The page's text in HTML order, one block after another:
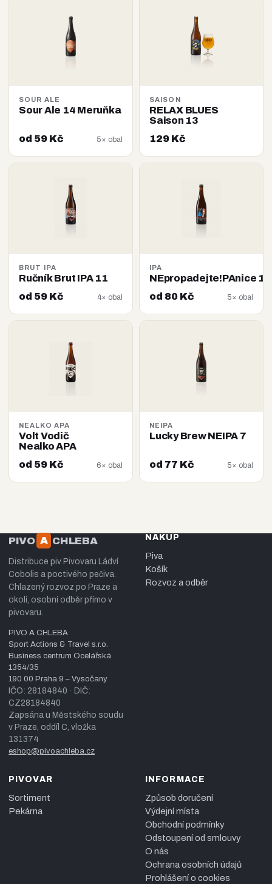
SOUR ALE
Sour Ale 14 Meruňka
od 59 Kč 5× obal
SAISON
RELAX BLUES
Saison 13
129 Kč
BRUT IPA
Ručník Brut IPA 11
od 59 Kč
4× obal
IPA
NEpropadejte!PAnice 14
od 80 Kč
5× obal
NEALKO APA
Volt Vodič
Nealko APA
od 59 Kč
6× obal
NEIPA
Lucky Brew NEIPA 7
od 77 Kč 5× obal
PIVO A CHLEBA
Distribuce piv Pivovaru Ládví
Cobolis a poctivého pečiva.
Chlazený rozvoz po Praze a
okolí, osobní odběr přímo v
pivovaru.
PIVO A CHLEBA
Sport Actions & Travel s.r.o.
Business centrum Ocelářská
1354/35
190 00 Praha 9 – Vysočany
IČO: 28184840 · DIČ:
CZ28184840
Zapsána u Městského soudu
v Praze, oddíl C, vložka
131374
eshop@pivoachleba.cz
NÁKUP
Piva
Košík
Rozvoz a odběr
PIVOVAR
Sortiment
Pekárna
INFORMACE
Způsob doručení
Výdejní místa
Obchodní podmínky
Odstoupení od smlouvy
O nás
Ochrana osobních údajů
Prohlášení o cookies